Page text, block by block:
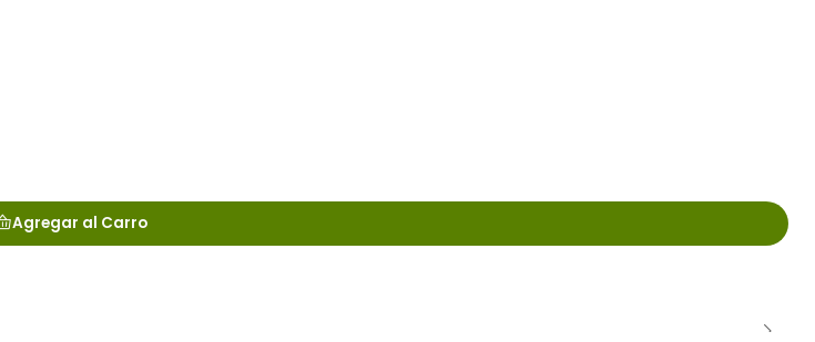
Agregar al Carro